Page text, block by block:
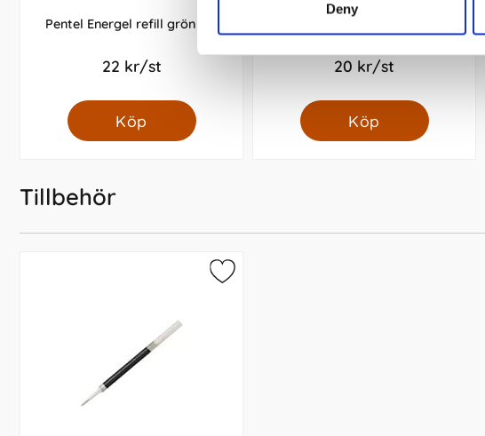
Deny
Pentel Energel refill grön 0,7
22 kr/st
Köp
20 kr/st
Köp
Tillbehör